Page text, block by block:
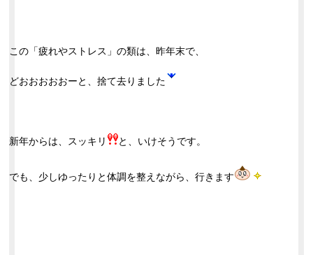
この「疲れやストレス」の類は、昨年末で、
どおおおおおーと、捨て去りました
新年からは、スッキリ と、いけそうです。
でも、少しゆったりと体調を整えながら、行きます